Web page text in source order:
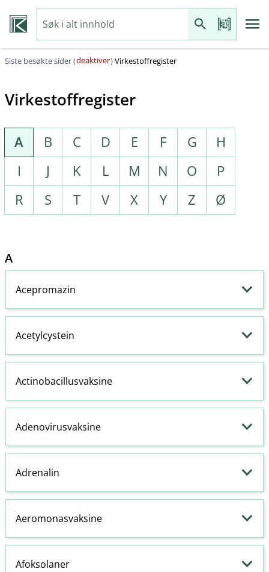
Siste besøkte sider (deaktiver)Virkestoffregister
Virkestoffregister
A B C D E F G
H
I
J K L M N O
P
R
S T V X Y Z Ø
A
Acepromazin
Acetylcystein
Actinobacillusvaksine
Adenovirusvaksine
Adrenalin
Aeromonasvaksine
Afoksolaner